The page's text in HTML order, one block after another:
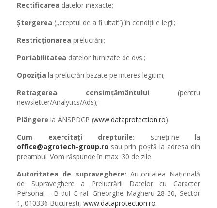
Rectificarea datelor inexacte;
Ștergerea („dreptul de a fi uitat”) în condițiile legii;
Restricționarea prelucrării;
Portabilitatea datelor furnizate de dvs.;
Opoziția la prelucrări bazate pe interes legitim;
Retragerea consimțământului (pentru
newsletter/Analytics/Ads);
Plângere la ANSPDCP (www.dataprotection.ro).
Cum exercitați drepturile: scrieți-ne la
office@agrotech-group.ro sau prin poștă la adresa din
preambul. Vom răspunde în max. 30 de zile.
Autoritatea de supraveghere: Autoritatea Națională
de Supraveghere a Prelucrării Datelor cu Caracter
Personal – B-dul G-ral. Gheorghe Magheru 28‑30, Sector
1, 010336 București, www.dataprotection.ro.